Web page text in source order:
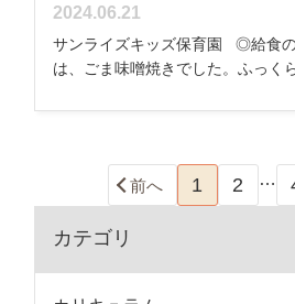
2024.06.21
サンライズキッズ保育園 ◎給食
は、ごま味噌焼きでした。ふっくら
前へ 1 2 …
カテゴリ